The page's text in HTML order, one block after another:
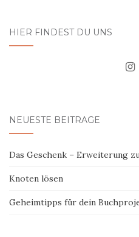
HIER FINDEST DU UNS
NEUESTE BEITRÄGE
Das Geschenk – Erweiterung
Knoten lösen
Geheimtipps für dein